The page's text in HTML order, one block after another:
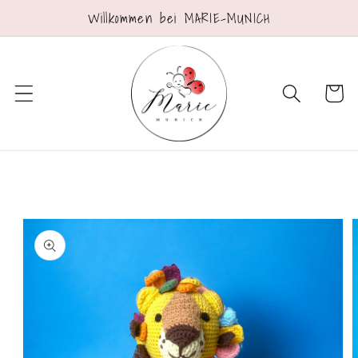
Inhalt
Willkommen bei MARIE-MUNICH